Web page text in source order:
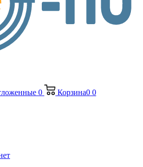
0 Корзина0 0